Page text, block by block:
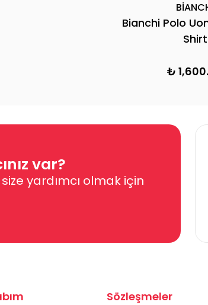
Bianchi Polo
Shirt
₺
var?
yardımcı olmak için
Sözleşmeler